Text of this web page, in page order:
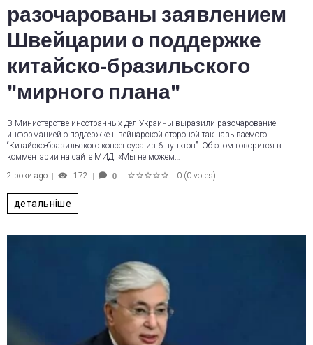
разочарованы заявлением
Швейцарии о поддержке
китайско-бразильского
"мирного плана"
В Министерстве иностранных дел Украины выразили разочарование
информацией о поддержке швейцарской стороной так называемого
“Китайско-бразильского консенсуса из 6 пунктов”. Об этом говорится в
комментарии на сайте МИД. «Мы не можем…
2 роки ago
172 0 0 (0 votes)
детальніше